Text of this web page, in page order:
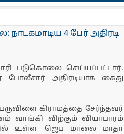
நாடகமாடிய 4 பேர் அதிரடி
படுகொலை செய்யப்பட்டார்.
அதிரடியாக கைது
கிராமத்தை சேர்ந்தவர்
விற்கும் வியாபாரம்
உள்ள ஜெப மாலை மாதா